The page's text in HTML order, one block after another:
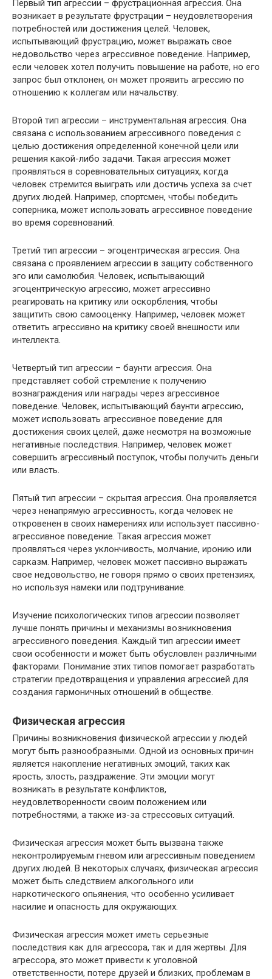
Первый тип агрессии – фрустрационная агрессия. Она
возникает в результате фрустрации – неудовлетворения
потребностей или достижения целей. Человек,
испытывающий фрустрацию, может выражать свое
недовольство через агрессивное поведение. Например,
если человек хотел получить повышение на работе, но его
запрос был отклонен, он может проявить агрессию по
отношению к коллегам или начальству.
Второй тип агрессии – инструментальная агрессия. Она
связана с использованием агрессивного поведения с
целью достижения определенной конечной цели или
решения какой-либо задачи. Такая агрессия может
проявляться в соревновательных ситуациях, когда
человек стремится выиграть или достичь успеха за счет
других людей. Например, спортсмен, чтобы победить
соперника, может использовать агрессивное поведение
во время соревнований.
Третий тип агрессии – эгоцентрическая агрессия. Она
связана с проявлением агрессии в защиту собственного
эго или самолюбия. Человек, испытывающий
эгоцентрическую агрессию, может агрессивно
реагировать на критику или оскорбления, чтобы
защитить свою самооценку. Например, человек может
ответить агрессивно на критику своей внешности или
интеллекта.
Четвертый тип агрессии – баунти агрессия. Она
представляет собой стремление к получению
вознаграждения или награды через агрессивное
поведение. Человек, испытывающий баунти агрессию,
может использовать агрессивное поведение для
достижения своих целей, даже несмотря на возможные
негативные последствия. Например, человек может
совершить агрессивный поступок, чтобы получить деньги
или власть.
Пятый тип агрессии – скрытая агрессия. Она проявляется
через ненапрямую агрессивность, когда человек не
откровенен в своих намерениях или использует пассивно-
агрессивное поведение. Такая агрессия может
проявляться через уклончивость, молчание, иронию или
сарказм. Например, человек может пассивно выражать
свое недовольство, не говоря прямо о своих претензиях,
но используя намеки или подтрунивание.
Изучение психологических типов агрессии позволяет
лучше понять причины и механизмы возникновения
агрессивного поведения. Каждый тип агрессии имеет
свои особенности и может быть обусловлен различными
факторами. Понимание этих типов помогает разработать
стратегии предотвращения и управления агрессией для
создания гармоничных отношений в обществе.
Физическая агрессия
Причины возникновения физической агрессии у людей
могут быть разнообразными. Одной из основных причин
является накопление негативных эмоций, таких как
ярость, злость, раздражение. Эти эмоции могут
возникать в результате конфликтов,
неудовлетворенности своим положением или
потребностями, а также из-за стрессовых ситуаций.
Физическая агрессия может быть вызвана также
неконтролируемым гневом или агрессивным поведением
других людей. В некоторых случаях, физическая агрессия
может быть следствием алкогольного или
наркотического опьянения, что особенно усиливает
насилие и опасность для окружающих.
Физическая агрессия может иметь серьезные
последствия как для агрессора, так и для жертвы. Для
агрессора, это может привести к уголовной
ответственности, потере друзей и близких, проблемам в